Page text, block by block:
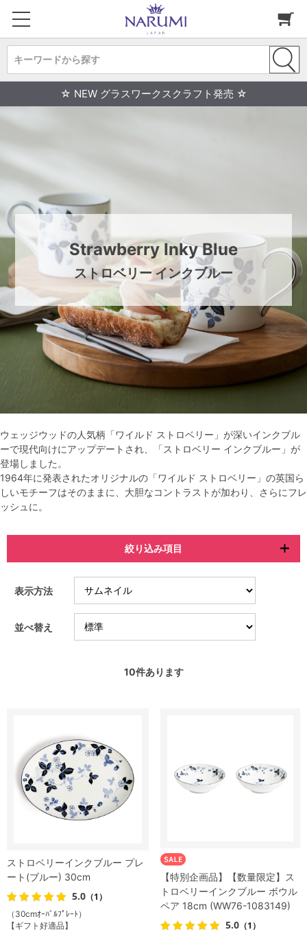
キーワードから探す
☆ NEW グラスワークスクラフト発売 ☆
Strawberry Inky Blue
ストロベリー インクブルー
ウェッジウッドの人気柄「ワイルド ストロベリー」が深いインクブル
ーで現代向けにアップデートされ、「ストロベリー インクブルー」が
登場しました。
1964年に発表されたオリジナルの「ワイルド ストロベリー」の英国ら
しいモチーフはそのままに、大胆なコントラストが加わり、さらにフレ
ッシュに。
絞り込み項目
表示方法
並べ替え
10件あります
ストロベリーインクブルー プレ
ート(ブルー) 30cm
5.0 （1）
（30cmｵｰﾊﾞﾙﾌﾟﾚｰﾄ）
【ギフト好適品】
【特別企画品】【数量限定】ス
トロベリーインクブルー ボウル
ペア 18cm (WW76-1083149)
5.0 （1）